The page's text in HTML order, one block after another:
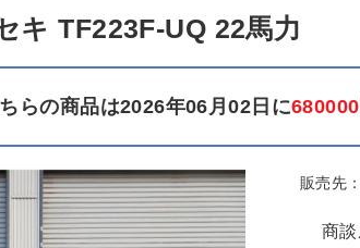
キ TF223F-UQ 22馬力
らの商品は2026年06月02日に
販売先
商談